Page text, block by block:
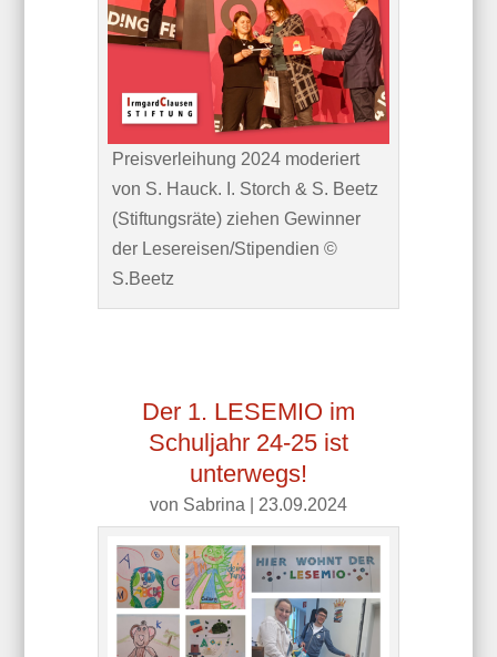
Preisverleihung 2024 moderiert
von S. Hauck. I. Storch & S. Beetz
(Stiftungsräte) ziehen Gewinner
der Lesereisen/Stipendien ©
S.Beetz
Der 1. LESEMIO im
Schuljahr 24-25 ist
unterwegs!
von Sabrina 23.09.2024